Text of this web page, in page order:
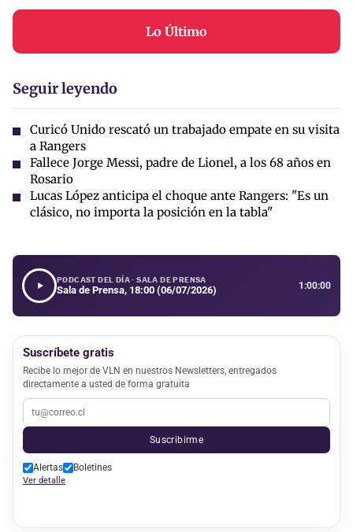
Lo Último
Seguir leyendo
Curicó Unido rescató un trabajado empate en su visita
a Rangers
Fallece Jorge Messi, padre de Lionel, a los 68 años en
Rosario
Lucas López anticipa el choque ante Rangers: "Es un
clásico, no importa la posición en la tabla"
PODCAST DEL DÍA · SALA DE PRENSA
Sala de Prensa, 18:00 (06/07/2026) 1:00:00
Suscríbete gratis
Recibe lo mejor de VLN en nuestros Newsletters, entregados
directamente a usted de forma gratuita
Suscribirme
Alertas Boletines
Ver detalle